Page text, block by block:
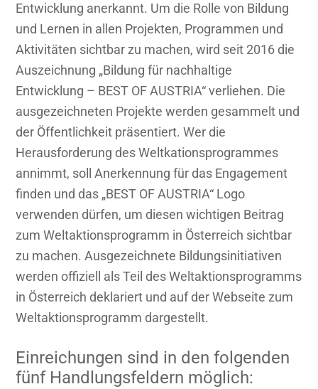
Entwicklung anerkannt. Um die Rolle von Bildung
und Lernen in allen Projekten, Programmen und
Aktivitäten sichtbar zu machen, wird seit 2016 die
Auszeichnung „Bildung für nachhaltige
Entwicklung – BEST OF AUSTRIA“ verliehen. Die
ausgezeichneten Projekte werden gesammelt und
der Öffentlichkeit präsentiert. Wer die
Herausforderung des Weltkationsprogrammes
annimmt, soll Anerkennung für das Engagement
finden und das „BEST OF AUSTRIA“ Logo
verwenden dürfen, um diesen wichtigen Beitrag
zum Weltaktionsprogramm in Österreich sichtbar
zu machen. Ausgezeichnete Bildungsinitiativen
werden offiziell als Teil des Weltaktionsprogramms
in Österreich deklariert und auf der Webseite zum
Weltaktionsprogramm dargestellt.
Einreichungen sind in den folgenden
fünf Handlungsfeldern möglich: